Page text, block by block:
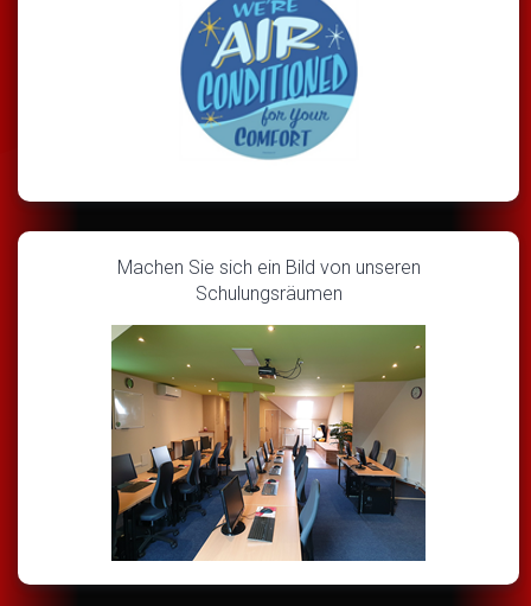
Machen Sie sich ein Bild von unseren
Schulungsräumen